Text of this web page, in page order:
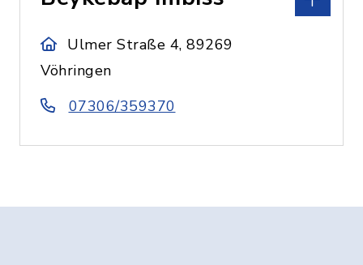
Ulmer Straße 4, 89269
Vöhringen
07306/359370